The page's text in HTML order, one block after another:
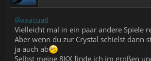
@axacuatl
Vielleicht mal in ein paar andere Spiele
Aber wenn du zur Crystal schielst dann
ja auch ab
Selbst meine 8KX finde ich im großen